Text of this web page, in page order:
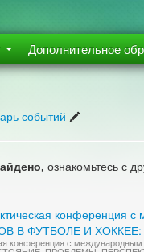
Дополнительное
событий
ознакомьтесь с
В ФУТБОЛЕ И
конференция с